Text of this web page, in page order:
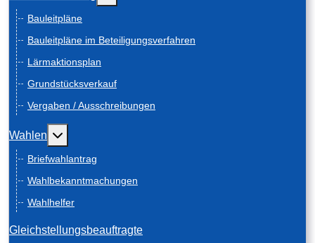
Bauleitpläne
Bauleitpläne im Beteiligungsverfahren
Lärmaktionsplan
Grundstücksverkauf
Vergaben / Ausschreibungen
Wahlen Weitere Informationen: Wahlen
Briefwahlantrag
Wahlbekanntmachungen
Wahlhelfer
Gleichstellungsbeauftragte